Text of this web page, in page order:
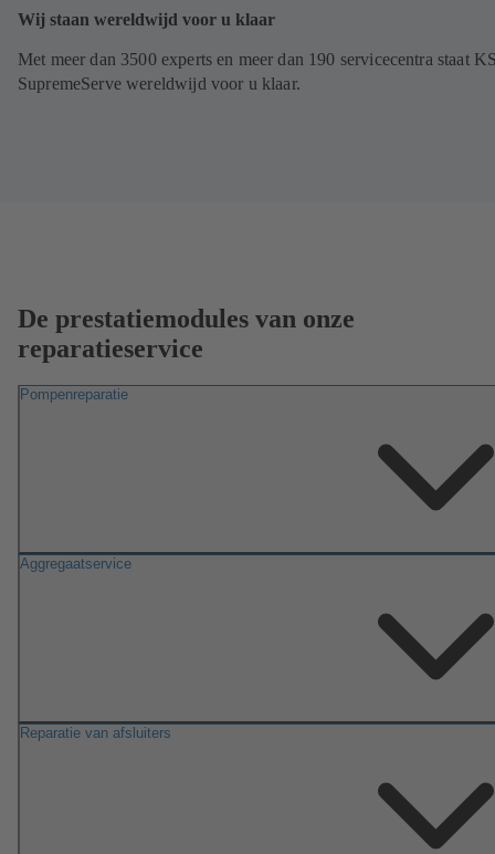
Wij staan wereldwijd voor u klaar
Met meer dan 3500 experts en meer dan 190 servicecentra staat
SupremeServe wereldwijd voor u klaar.
De prestatiemodules van onze
reparatieservice
Pompenreparatie
Aggregaatservice
Reparatie van afsluiters